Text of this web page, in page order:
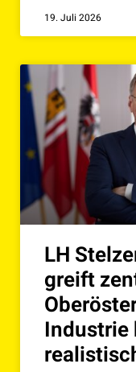
19. Juli 2026
LH
greift